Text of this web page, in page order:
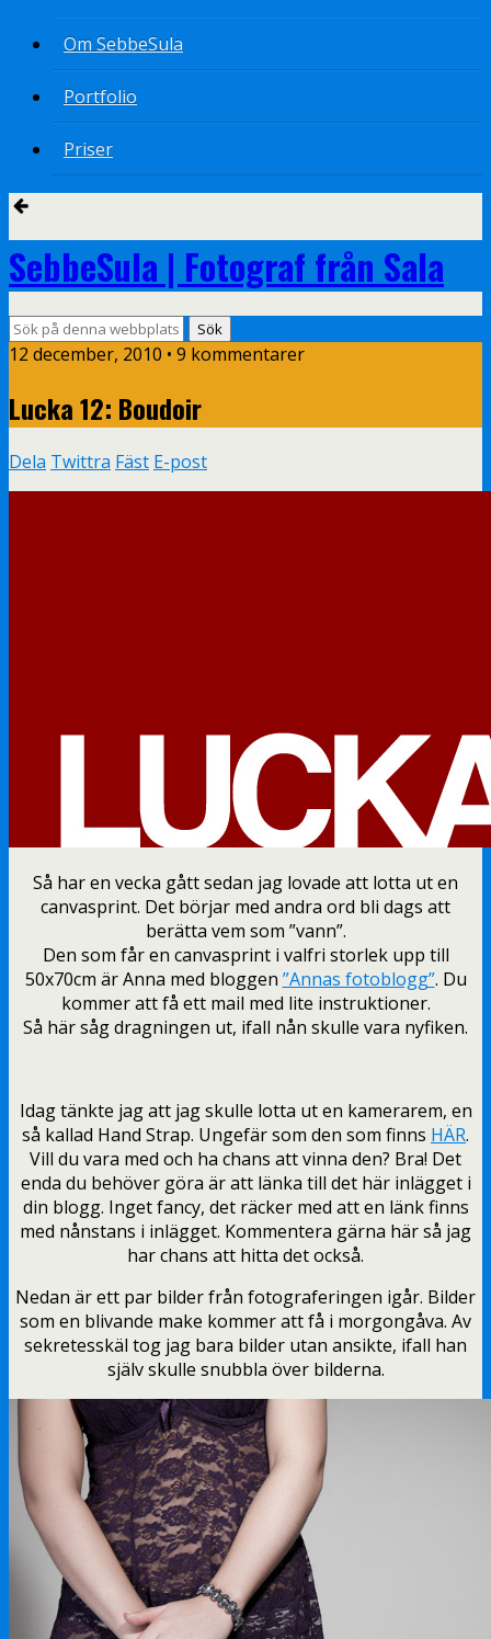
Om SebbeSula
Portfolio
Priser
SebbeSula | Fotograf från Sala
12 december, 2010 • 9 kommentarer
Lucka 12: Boudoir
Dela Twittra Fäst E-post
Så har en vecka gått sedan jag lovade att lotta ut en
canvasprint. Det börjar med andra ord bli dags att
berätta vem som ”vann”.
Den som får en canvasprint i valfri storlek upp till
50x70cm är Anna med bloggen ”Annas fotoblogg”. Du
kommer att få ett mail med lite instruktioner.
Så här såg dragningen ut, ifall nån skulle vara nyfiken.
Idag tänkte jag att jag skulle lotta ut en kamerarem, en
så kallad Hand Strap. Ungefär som den som finns HÄR.
Vill du vara med och ha chans att vinna den? Bra! Det
enda du behöver göra är att länka till det här inlägget i
din blogg. Inget fancy, det räcker med att en länk finns
med nånstans i inlägget. Kommentera gärna här så jag
har chans att hitta det också.
Nedan är ett par bilder från fotograferingen igår. Bilder
som en blivande make kommer att få i morgongåva. Av
sekretesskäl tog jag bara bilder utan ansikte, ifall han
själv skulle snubbla över bilderna.